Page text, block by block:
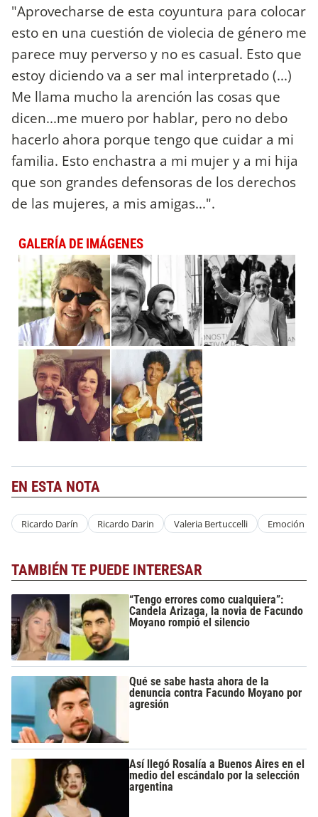
"Aprovecharse de esta coyuntura para colocar
esto en una cuestión de violecia de género me
parece muy perverso y no es casual. Esto que
estoy diciendo va a ser mal interpretado (...)
Me llama mucho la arención las cosas que
dicen...me muero por hablar, pero no debo
hacerlo ahora porque tengo que cuidar a mi
familia. Esto enchastra a mi mujer y a mi hija
que son grandes defensoras de los derechos
de las mujeres, a mis amigas...".
GALERÍA DE IMÁGENES
EN ESTA NOTA
Ricardo Darín Ricardo Darin Valeria Bertuccelli Emoción
TAMBIÉN TE PUEDE INTERESAR
“Tengo errores como cualquiera”:
Candela Arizaga, la novia de Facundo
Moyano rompió el silencio
Qué se sabe hasta ahora de la
denuncia contra Facundo Moyano por
agresión
Así llegó Rosalía a Buenos Aires en el
medio del escándalo por la selección
argentina